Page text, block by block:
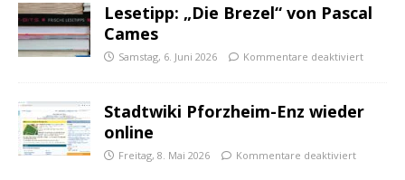
Lesetipp: „Die Brezel“ von Pascal
Cames
Samstag, 6. Juni 2026 Kommentare deaktiviert
Stadtwiki Pforzheim-Enz wieder
online
Freitag, 8. Mai 2026 Kommentare deaktiviert